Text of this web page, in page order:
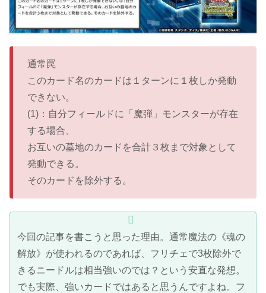
通常罠
このカード名のカードは１ターンに１枚しか発動
できない。
(1)：自分フィールドに「魔弾」モンスターが存在
する場合、
お互いの墓地のカードを合計３枚まで対象として
発動できる。
そのカードを除外する。
今回の記事を書こうと思った理由。通常魔法の《魂の
解放》が使われるのであれば、フリチェで3枚除外で
きるニードルは相当強いのでは？という安直な発想。
でも実際、強いカードではあると思うんですよね。フ